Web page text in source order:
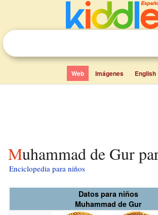
Web Imágenes English
Muhammad de Gur
Enciclopedia para niños
Datos para niños
Muhammad de Gur